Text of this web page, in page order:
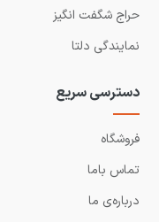
حراج شگفت انگیز
نمایندگی دلتا
دسترسی سریع
فروشگاه
تماس باما
درباره‌ی ما